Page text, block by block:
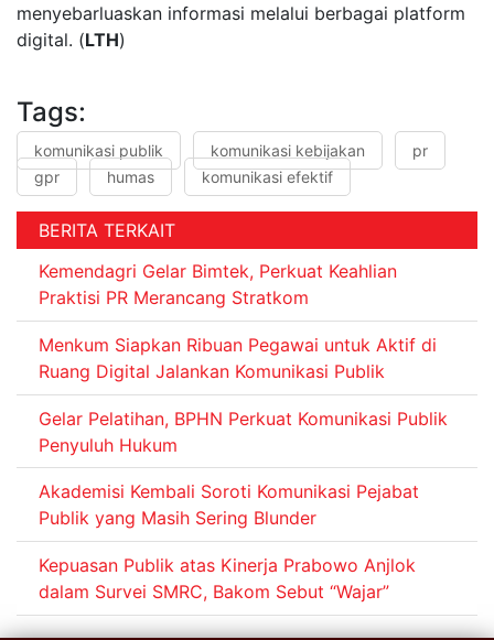
menyebarluaskan informasi melalui berbagai platform
digital. (LTH)
Tags:
komunikasi publik komunikasi kebijakan
pr
gpr
humas komunikasi efektif
BERITA TERKAIT
Kemendagri Gelar Bimtek, Perkuat Keahlian
Praktisi PR Merancang Stratkom
Menkum Siapkan Ribuan Pegawai untuk Aktif di
Ruang Digital Jalankan Komunikasi Publik
Gelar Pelatihan, BPHN Perkuat Komunikasi Publik
Penyuluh Hukum
Akademisi Kembali Soroti Komunikasi Pejabat
Publik yang Masih Sering Blunder
Kepuasan Publik atas Kinerja Prabowo Anjlok
dalam Survei SMRC, Bakom Sebut “Wajar”